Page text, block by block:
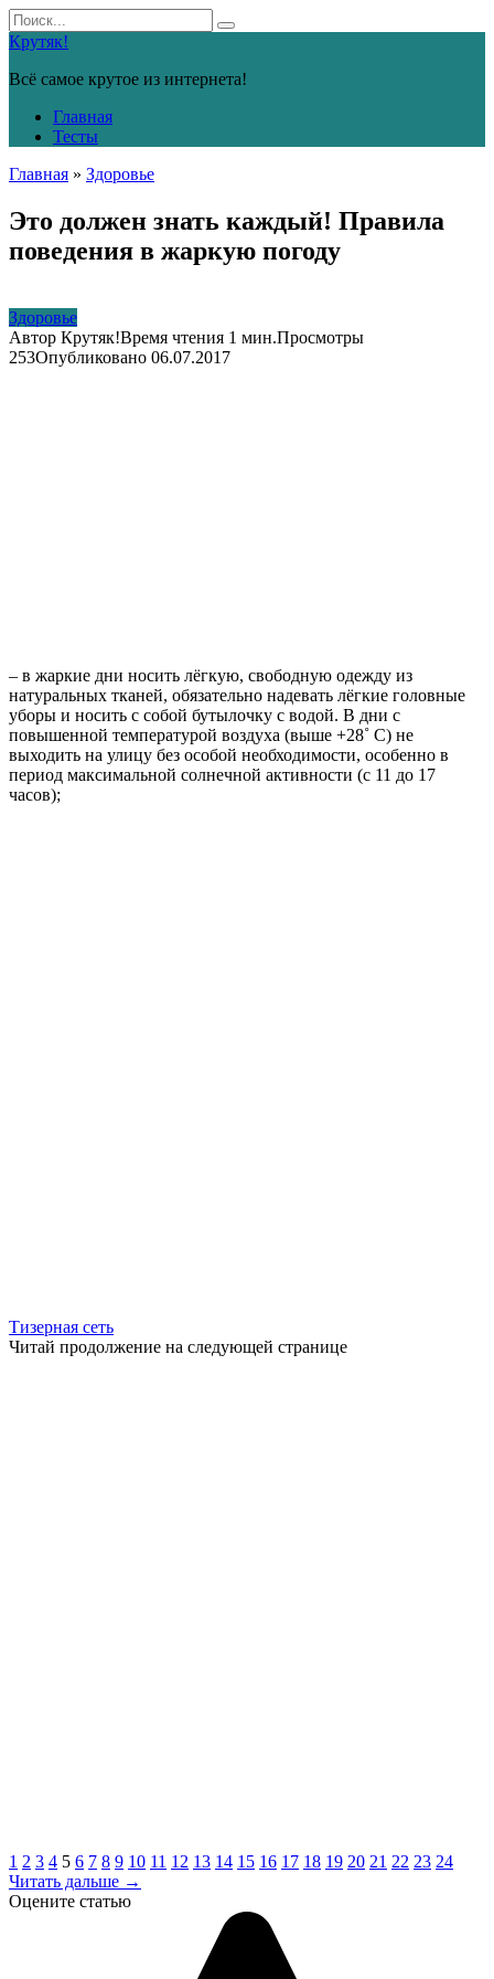
Перейти
к
контенту
Search
for:
Крутяк!
Всё самое крутое из интернета!
Главная
Тесты
Главная » Здоровье
Это должен знать каждый! Правила
поведения в жаркую погоду
Здоровье
Автор Крутяк!Время чтения 1 мин.Просмотры
253Опубликовано 06.07.2017
– в жаркие дни носить лёгкую, свободную одежду из
натуральных тканей, обязательно надевать лёгкие головные
уборы и носить с собой бутылочку с водой. В дни с
повышенной температурой воздуха (выше +28˚ С) не
выходить на улицу без особой необходимости, особенно в
период максимальной солнечной активности (с 11 до 17
часов);
Тизерная сеть
Читай продолжение на следующей странице
1 2 3 4 5 6 7 8 9 10 11 12 13 14 15 16 17 18 19 20 21 22 23 24
Читать дальше →
Оцените статью